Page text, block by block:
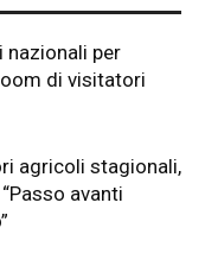
nazionali per
di visitatori
agricoli stagionali,
avanti